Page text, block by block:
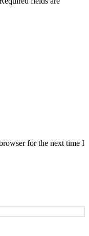
for the next time I